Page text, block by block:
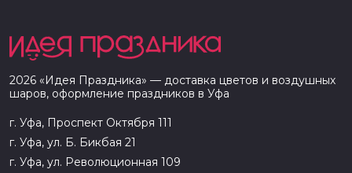
2026 «Идея Праздника» — доставка цветов и воздушных
шаров, оформление праздников в Уфа
г. Уфа, Проспект Октября 111
г. Уфа, ул. Б. Бикбая 21
г. Уфа, ул. Революционная 109